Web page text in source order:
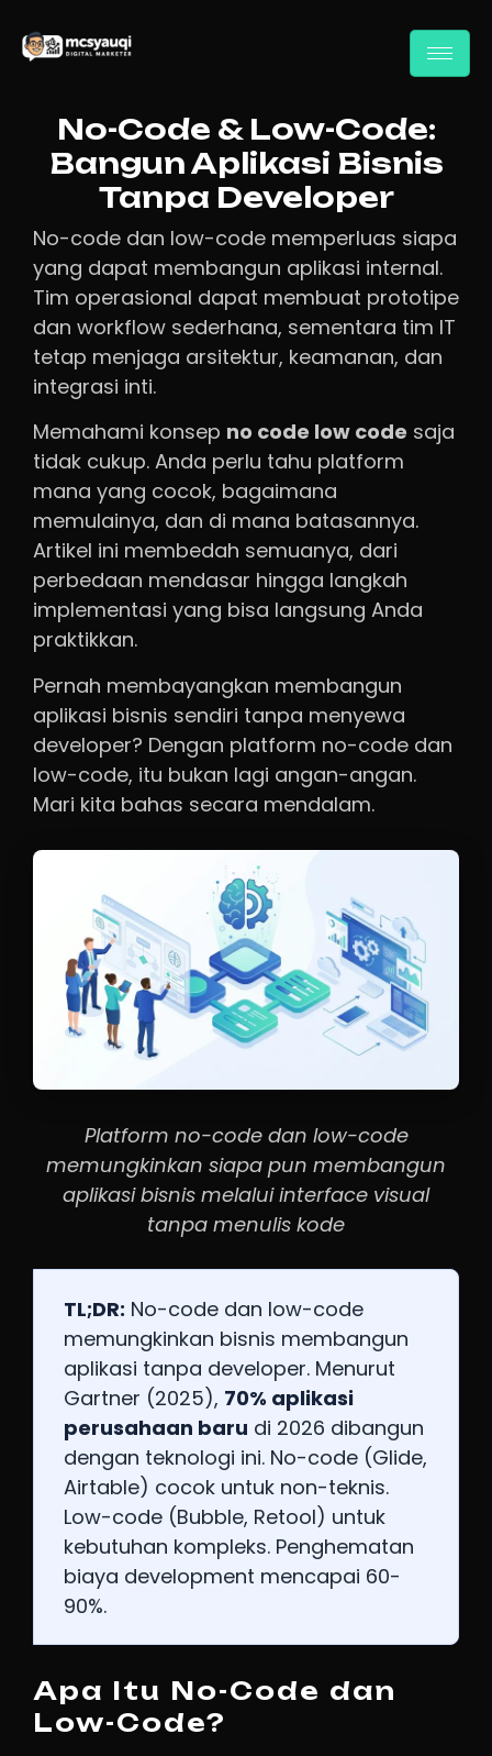
No-Code & Low-Code:
Bangun Aplikasi Bisnis
Tanpa Developer
No-code dan low-code memperluas siapa
yang dapat membangun aplikasi internal.
Tim operasional dapat membuat prototipe
dan workflow sederhana, sementara tim IT
tetap menjaga arsitektur, keamanan, dan
integrasi inti.
Memahami konsep no code low code saja
tidak cukup. Anda perlu tahu platform
mana yang cocok, bagaimana
memulainya, dan di mana batasannya.
Artikel ini membedah semuanya, dari
perbedaan mendasar hingga langkah
implementasi yang bisa langsung Anda
praktikkan.
Pernah membayangkan membangun
aplikasi bisnis sendiri tanpa menyewa
developer? Dengan platform no-code dan
low-code, itu bukan lagi angan-angan.
Mari kita bahas secara mendalam.
Platform no-code dan low-code
memungkinkan siapa pun membangun
aplikasi bisnis melalui interface visual
tanpa menulis kode
TL;DR: No-code dan low-code
memungkinkan bisnis membangun
aplikasi tanpa developer. Menurut
Gartner (2025), 70% aplikasi
perusahaan baru di 2026 dibangun
dengan teknologi ini. No-code (Glide,
Airtable) cocok untuk non-teknis.
Low-code (Bubble, Retool) untuk
kebutuhan kompleks. Penghematan
biaya development mencapai 60-
90%.
Apa Itu No-Code dan
Low-Code?